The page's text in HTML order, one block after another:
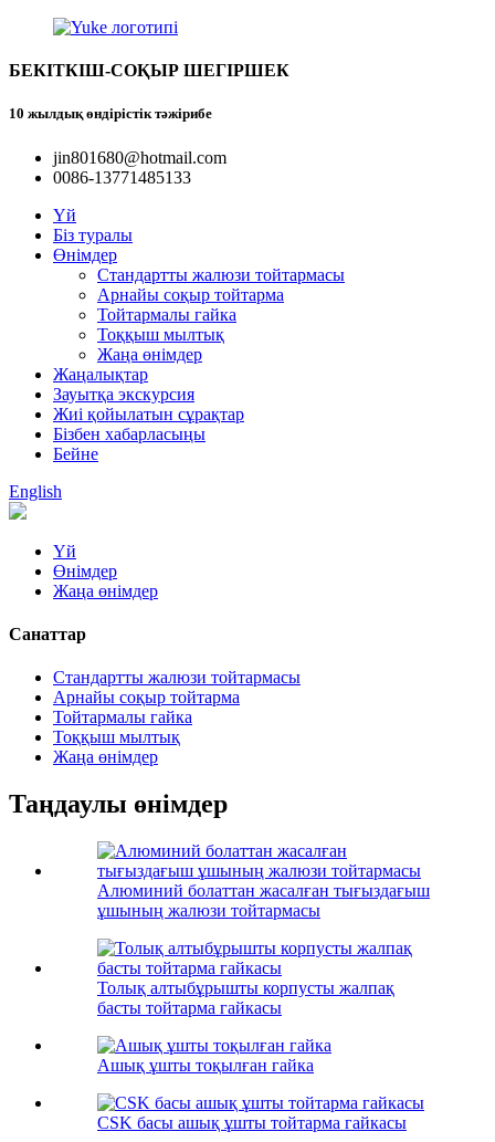
БЕКІТКІШ-СОҚЫР ШЕГІРШЕК
10 жылдық өндірістік тәжірибе
jin801680@hotmail.com
0086-13771485133
Үй
Біз туралы
Өнімдер
Стандартты жалюзи тойтармасы
Арнайы соқыр тойтарма
Тойтармалы гайка
Тоққыш мылтық
Жаңа өнімдер
Жаңалықтар
Зауытқа экскурсия
Жиі қойылатын сұрақтар
Бізбен хабарласыңы
Бейне
English
Үй
Өнімдер
Жаңа өнімдер
Санаттар
Стандартты жалюзи тойтармасы
Арнайы соқыр тойтарма
Тойтармалы гайка
Тоққыш мылтық
Жаңа өнімдер
Таңдаулы өнімдер
Алюминий болаттан жасалған тығыздағыш
ұшының жалюзи тойтармасы
Толық алтыбұрышты корпусты жалпақ
басты тойтарма гайкасы
Ашық ұшты тоқылған гайка
CSK басы ашық ұшты тойтарма гайкасы